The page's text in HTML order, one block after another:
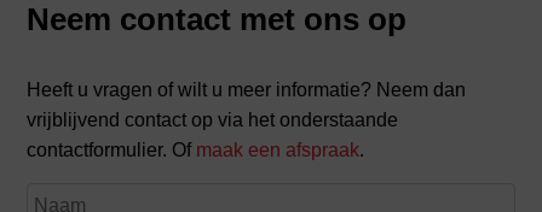
Neem contact met ons op
Heeft u vragen of wilt u meer informatie? Neem dan
vrijblijvend contact op via het onderstaande
contactformulier. Of maak een afspraak.